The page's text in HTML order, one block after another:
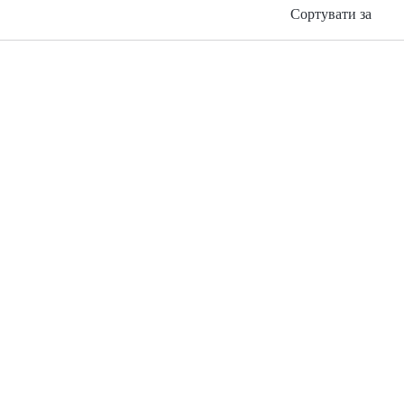
Сортувати за